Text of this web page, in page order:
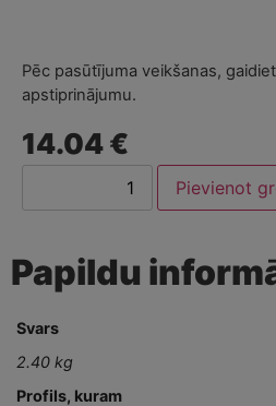
Pēc pasūtījuma veikšanas,
apstiprinājumu.
14.04 €
Pievienot
Papildu
Svars
2.40 kg
Profils, kuram